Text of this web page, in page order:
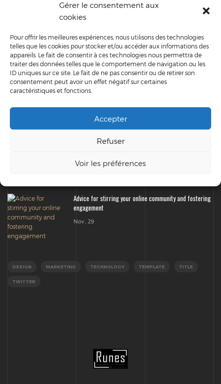
Gérer le consentement aux
cookies
Pour offrir les meilleures expériences, nous utilisons des technologies
telles que les cookies pour stocker et/ou accéder aux informations des
appareils. Le fait de consentir à ces technologies nous permettra de
traiter des données telles que le comportement de navigation ou les
ID uniques sur ce site. Le fait de ne pas consentir ou de retirer son
consentement peut avoir un effet négatif sur certaines
caractéristiques et fonctions.
Accepter
Refuser
Voir les préférences
RECENT POSTS
Scheduled
Advice for stirring your online community and fostering
Nov , 29
Advice for stirring your online community and fostering
engagement
Nov , 29
DESIGN MARKETING TECHNOLOGY TEMPLATE TITLE
TWITTER